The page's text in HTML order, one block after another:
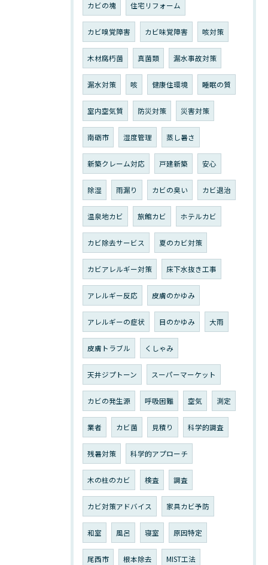
カビの塊 住宅リフォーム
カビ嗅覚障害 カビ味覚障害 咳対策
木材腐朽菌 真菌類 漏水事故対策
漏水対策 咳 健康住環境 睡眠の質
室内空気質 防災対策 災害対策
南砺市 湿度管理 蒸し暑さ
新築クレーム対応 戸建新築 安心
除湿 雨漏り カビの臭い カビ退治
温泉地カビ 旅館カビ ホテルカビ
カビ除去サービス 夏のカビ対策
カビアレルギー対策 床下水抜き工事
アレルギー反応 皮膚のかゆみ
アレルギーの症状 目のかゆみ 大雨
皮膚トラブル くしゃみ
天井ジプトーン スーパーマーケット
カビの発生源 呼吸困難 空気 測定
業者 カビ菌 見積り 科学的調査
残暑対策 科学的アプローチ
木の柱のカビ 検査 調査
カビ対策アドバイス 家具カビ予防
和室 風呂 寝室 原因特定
尾西市 根本除去 MIST工法